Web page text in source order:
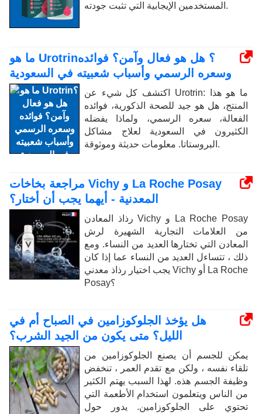
المستخدمين الإيجابية التي تثبت جودته.
ما هو Urotrin؟ هل هو فعال وآمن؟ فوائده
وسعره الرسمي وأسباب شعبيته في السعودية
اكتشف كل شيء عن Urotrin: ما هو هذا
المنتج، هل هو جيد للصحة الذكورية، فوائده
الفعالة، سعره الرسمي، ولماذا يفضله
الكثيرون في السعودية لعلاج مشاكل
البروستاتا. معلومات حديثة وموثوقة.
مراجعة بخاخات Vichy و La Roche Posay
المعدنية - أيهما يجب أن أختار؟
رذاذ المعادن Vichy و La Roche Posay
من العلامات التجارية الشهيرة لرش
المعادن التي تختارها العديد من النساء. ومع
ذلك ، تتساءل العديد من النساء عما إذا كان
يجب اختيار رذاذ معدني Vichy أو La Roche
Posay؟
هل يؤخذ الجلوكوزامين في الصباح أم في
الليل؟ متى يكون من الجيد الشرب؟
يمكن للجسم أن يصنع الجلوكوزامين من
تلقاء نفسه ، ولكن مع تقدم العمر ، تنخفض
وظيفة الجسم هذه. لهذا السبب يهتم الكثير
من الناس ويتعلمون استخدام الأطعمة التي
تحتوي على الجلوكوزامين. يدور حول